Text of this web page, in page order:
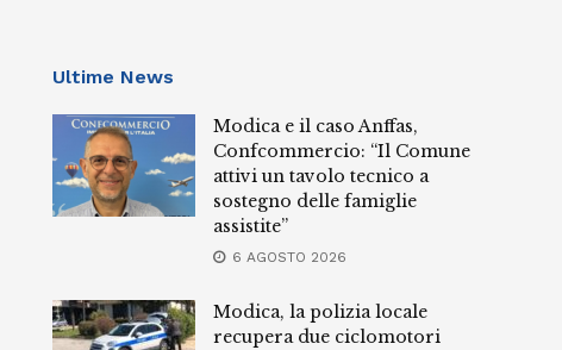
Ultime News
Modica e il caso Anffas,
Confcommercio: “Il Comune
attivi un tavolo tecnico a
sostegno delle famiglie
assistite”
6 AGOSTO 2026
Modica, la polizia locale
recupera due ciclomotori